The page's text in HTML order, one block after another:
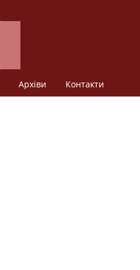
Архіви Контакти